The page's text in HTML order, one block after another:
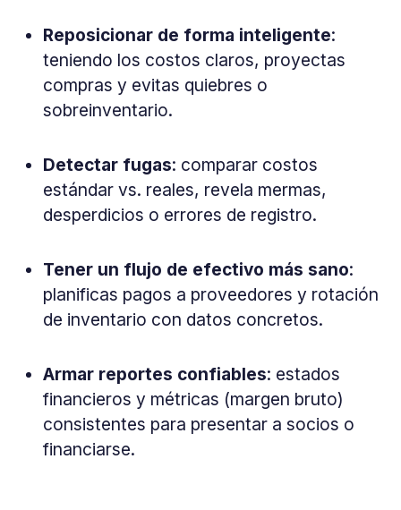
Reposicionar de forma inteligente:
teniendo los costos claros, proyectas
compras y evitas quiebres o
sobreinventario.
Detectar fugas: comparar costos
estándar vs. reales, revela mermas,
desperdicios o errores de registro.
Tener un flujo de efectivo más sano:
planificas pagos a proveedores y rotación
de inventario con datos concretos.
Armar reportes confiables: estados
financieros y métricas (margen bruto)
consistentes para presentar a socios o
financiarse.